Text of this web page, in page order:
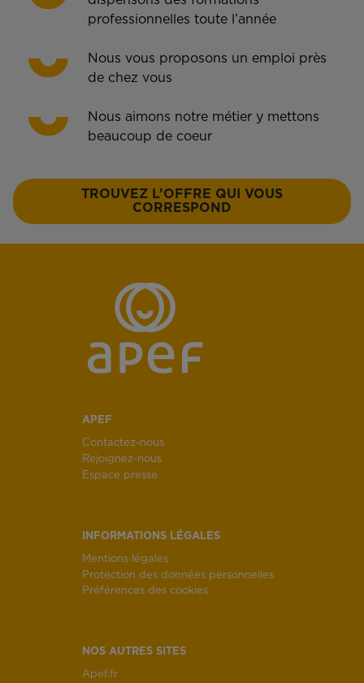
professionnelles toute l’année
Nous vous proposons un emploi près
de chez vous
Nous aimons notre métier y mettons
beaucoup de coeur
TROUVEZ L’OFFRE QUI VOUS
CORRESPOND
APEF
Contactez-nous
Rejoignez-nous
Espace presse
INFORMATIONS LÉGALES
Mentions légales
Protection des données personnelles
Préférences des cookies
NOS AUTRES SITES
Apef.fr